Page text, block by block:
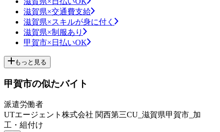
滋賀県×交通費支給
滋賀県×スキルが身に付く
滋賀県×制服あり
甲賀市×日払いOK
もっと見る
甲賀市の似たバイト
派遣労働者
UTエージェント株式会社 関西第三CU_滋賀県甲賀市_加
工・組付け